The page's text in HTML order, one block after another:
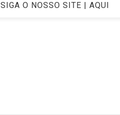
SIGA O NOSSO SITE | AQUI